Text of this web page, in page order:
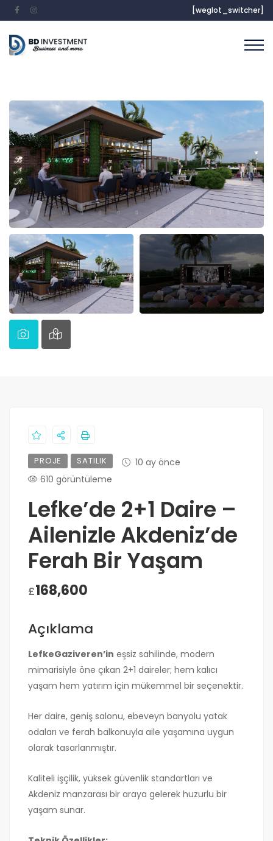
[weglot_switcher]
PROJE SATILIK
10 ay önce
610 görüntüleme
Lefke’de 2+1 Daire –
Ailenizle Akdeniz’de
Ferah Bir Yaşam
£168,600
Açıklama
LefkeGaziveren’in eşsiz sahilinde, modern
mimarisiyle öne çıkan 2+1 daireler; hem kalıcı
yaşam hem yatırım için mükemmel bir seçenektir.
Her daire, geniş salonu, ebeveyn banyolu yatak
odaları ve ferah balkonuyla aile yaşamına uygun
olarak tasarlanmıştır.
Kaliteli işçilik, yüksek güvenlik standartları ve
Akdeniz manzarası bir araya gelerek huzurlu bir
yaşam sunar.